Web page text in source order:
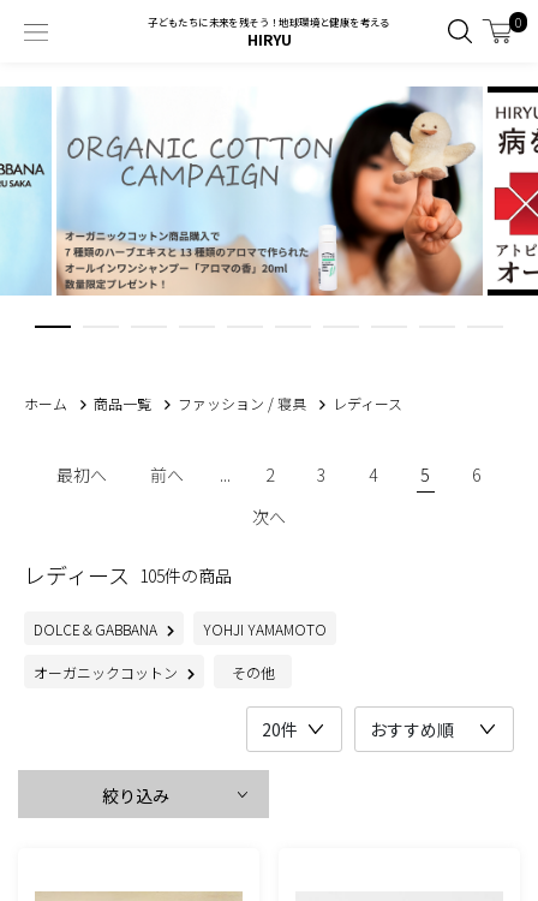
子どもたちに未来を残そう！地球環境と健康を考える
HIRYU
0
ホーム 商品一覧 ファッション / 寝具 レディース
最初へ 前へ ... 2 3 4 5
6
次へ
レディース 105件の商品
DOLCE＆GABBANA YOHJI YAMAMOTO
オーガニックコットン その他
絞り込み